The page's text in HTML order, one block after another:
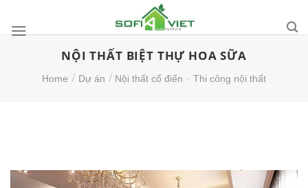
content
NỘI THẤT BIỆT THỰ HOA SỮA
Home / Dự án / Nội thất cổ điển - Thi công nội thất